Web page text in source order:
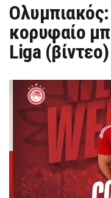
κορυφαίο
Liga (βίντεο)